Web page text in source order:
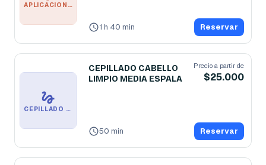
APLICACIÓN TINTE DAMA INVLUYE EL CEPILLADO
1 h 40 min Reservar
CEPILLADO CABELLO LIMPIO MEDIA ESPALA
CEPILLADO CABELLO
LIMPIO MEDIA ESPALA
Precio a partir de
$25.000
50 min Reservar